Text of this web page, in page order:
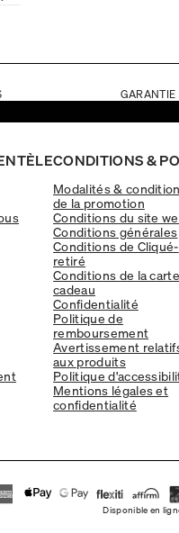
GARANTIE
CONDITIONS &
Modalités &
de la promotion
Conditions du site
Conditions générales
Conditions de Cliqué-
retiré
Conditions de la
cadeau
Confidentialité
Politique de
remboursement
Avertissement
aux produits
Politique
Mentions légales et
confidentialité
Disponible en